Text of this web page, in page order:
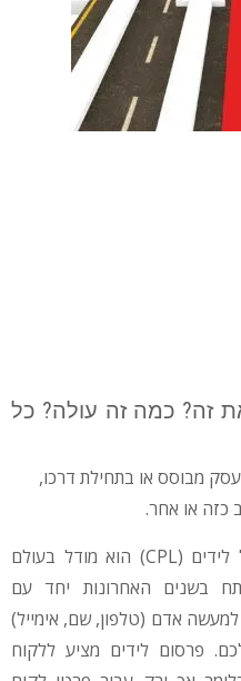
זה? כמה זה עולה? כל
מבוסס או בתחילת דרכו,
כזה או אחר.
נתחיל מההתחלה – פרסום במודל לידים (CPL) הוא מודל בעולם
בשנים האחרונות יחד עם
אדם (טלפון, שם, אימייל)
פרסום לידים מציע ללקוח